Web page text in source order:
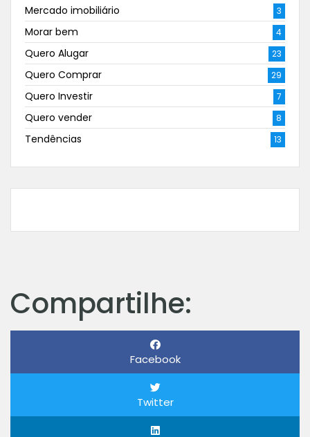
Mercado imobiliário 3
Morar bem 4
Quero Alugar 23
Quero Comprar 29
Quero Investir 7
Quero vender 8
Tendências 13
Compartilhe:
Facebook
Twitter